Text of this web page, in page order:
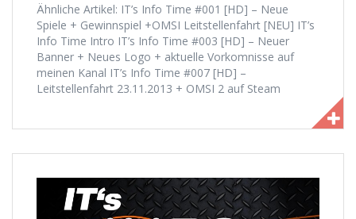
Ähnliche Artikel: IT’s Info Time #001 [HD] – Neue
Spiele + Gewinnspiel +OMSI Leitstellenfahrt [NEU] IT’s
Info Time Intro IT’s Info Time #003 [HD] – Neuer
Banner + Neues Logo + aktuelle Vorkomnisse auf
meinen Kanal IT’s Info Time #007 [HD] –
Leitstellenfahrt 23.11.2013 + OMSI 2 auf Steam